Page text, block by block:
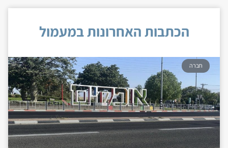
הכתבות האחרונות במעמול
חברה